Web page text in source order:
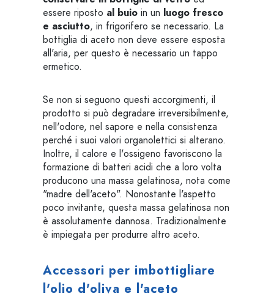
essere riposto al buio in un luogo fresco
e asciutto, in frigorifero se necessario. La
bottiglia di aceto non deve essere esposta
all'aria, per questo è necessario un tappo
ermetico.
Se non si seguono questi accorgimenti, il
prodotto si può degradare irreversibilmente,
nell'odore, nel sapore e nella consistenza
perché i suoi valori organolettici si alterano.
Inoltre, il calore e l'ossigeno favoriscono la
formazione di batteri acidi che a loro volta
producono una massa gelatinosa, nota come
"madre dell'aceto". Nonostante l'aspetto
poco invitante, questa massa gelatinosa non
è assolutamente dannosa. Tradizionalmente
è impiegata per produrre altro aceto.
Accessori per imbottigliare
l'olio d'oliva e l'aceto